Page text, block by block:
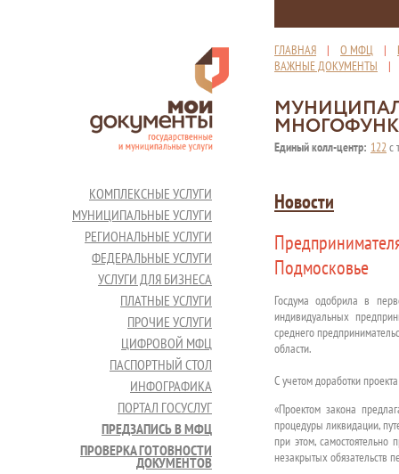
ГЛАВНАЯ | О МФЦ |
ВАЖНЫЕ ДОКУМЕНТЫ
Единый колл-центр: 122с
КОМПЛЕКСНЫЕ УСЛУГИ
МУНИЦИПАЛЬНЫЕ УСЛУГИ
РЕГИОНАЛЬНЫЕ УСЛУГИ
ФЕДЕРАЛЬНЫЕ УСЛУГИ
УСЛУГИ ДЛЯ БИЗНЕСА
ПЛАТНЫЕ УСЛУГИ
ПРОЧИЕ УСЛУГИ
ЦИФРОВОЙ МФЦ
ПАСПОРТНЫЙ СТОЛ
ИНФОГРАФИКА
ПОРТАЛ ГОСУСЛУГ
ПРЕДЗАПИСЬ В МФЦ
ПРОВЕРКА ГОТОВНОСТИ
ДОКУМЕНТОВ
Новости
Подмосковье
Госдума одобрила в
индивидуальных
среднего
области.
С учетом доработки
«Проектом закона
процедуры ликвидации,
при этом, самостоятельно
незакрытых обязательств